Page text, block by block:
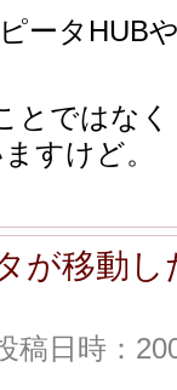
ータHUB
とではな
すけど。
が移動
稿日時：